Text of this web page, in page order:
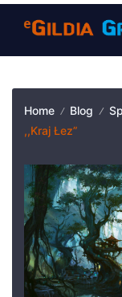
Home Blog
,,Kraj Łez”